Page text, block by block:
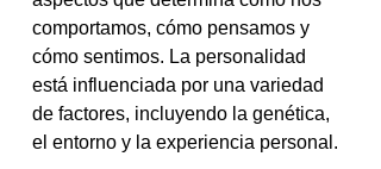
comportamos, cómo pensamos y
cómo sentimos. La personalidad
está influenciada por una variedad
de factores, incluyendo la genética,
el entorno y la experiencia personal.